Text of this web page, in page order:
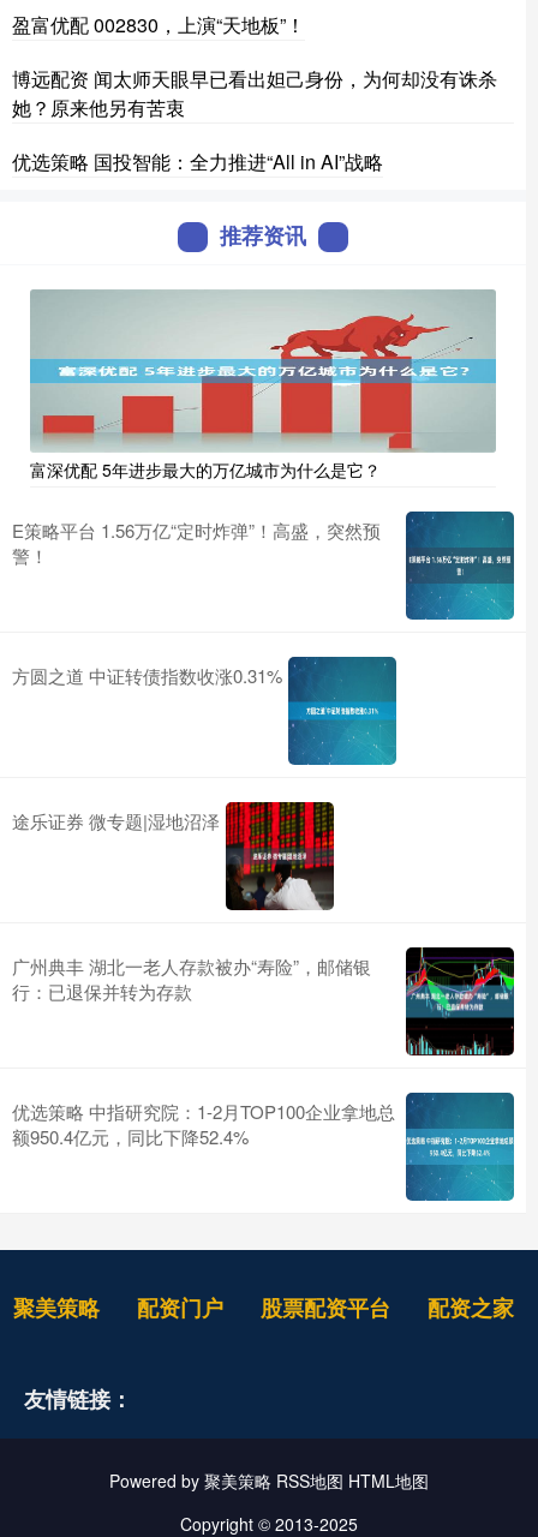
盈富优配 002830，上演“天地板”！
博远配资 闻太师天眼早已看出妲己身份，为何却没有诛杀
她？原来他另有苦衷
优选策略 国投智能：全力推进“All in AI”战略
推荐资讯
富深优配 5年进步最大的万亿城市为什么是它？
E策略平台 1.56万亿“定时炸弹”！高盛，突然预
警！
方圆之道 中证转债指数收涨0.31%
途乐证券 微专题|湿地沼泽
广州典丰 湖北一老人存款被办“寿险”，邮储银
行：已退保并转为存款
优选策略 中指研究院：1-2月TOP100企业拿地总
额950.4亿元，同比下降52.4%
聚美策略 配资门户 股票配资平台 配资之家
友情链接：
Powered by 聚美策略 RSS地图 HTML地图
Copyright © 2013-2025